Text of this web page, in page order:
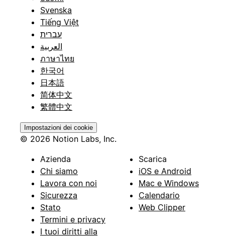
Svenska
Tiếng Việt
עברית
العربية
ภาษาไทย
한국어
日本語
简体中文
繁體中文
Impostazioni dei cookie
© 2026 Notion Labs, Inc.
Azienda
Chi siamo
Lavora con noi
Sicurezza
Stato
Termini e privacy
I tuoi diritti alla
Scarica
iOS e Android
Mac e Windows
Calendario
Web Clipper